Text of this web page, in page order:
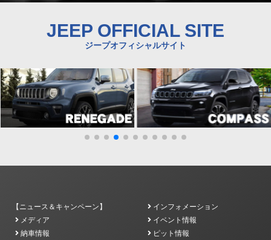
JEEP OFFICIAL SITE
ジープオフィシャルサイト
【ニュース＆キャンペーン】
インフォメーション
メディア
イベント情報
納車情報
ピット情報